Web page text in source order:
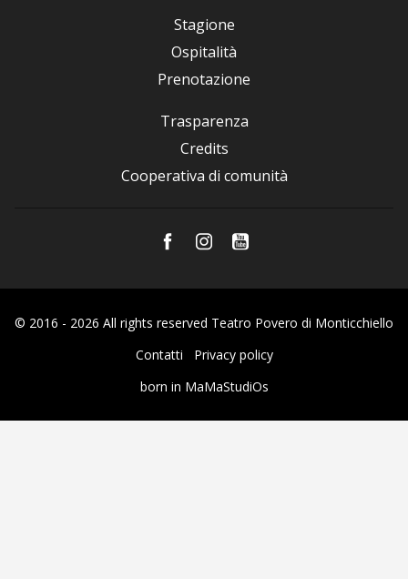
Stagione
Ospitalità
Prenotazione
Trasparenza
Credits
Cooperativa di comunità
© 2016 - 2026 All rights reserved Teatro Povero di Monticchiello
Contatti
Privacy policy
born in MaMaStudiOs